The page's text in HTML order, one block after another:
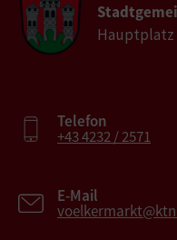
Hauptplatz
Telefon
+43 4232 / 2571
E-Mail